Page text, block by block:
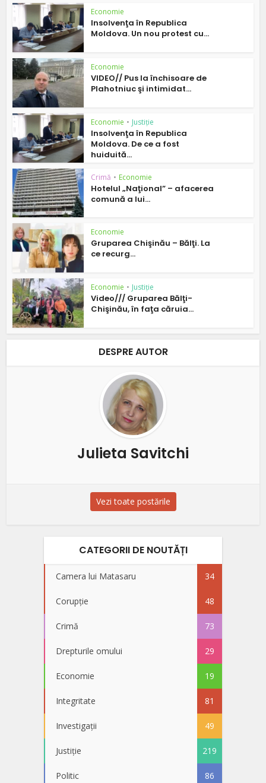
Economie
Insolvenţa în Republica
Moldova. Un nou protest cu...
Economie
VIDEO// Pus la închisoare de
Plahotniuc şi intimidat...
Economie • Justiție
Insolvenţa în Republica
Moldova. De ce a fost
huiduită...
Crimă • Economie
Hotelul „Naţional” – afacerea
comună a lui...
Economie
Gruparea Chişinău – Bălţi. La
ce recurg...
Economie • Justiție
Video/// Gruparea Bălţi-
Chişinău, în faţa căruia...
DESPRE AUTOR
Julieta Savitchi
Vezi toate postările
CATEGORII DE NOUTĂȚI
Camera lui Matasaru 34
Corupție 48
Crimă 73
Drepturile omului 29
Economie 19
Integritate 81
Investigații 49
Justiție 219
Politic 86